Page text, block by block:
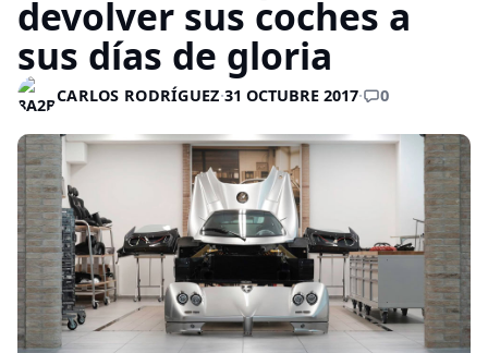
devolver sus coches a
sus días de gloria
CARLOS RODRÍGUEZ·31 OCTUBRE 2017· 0